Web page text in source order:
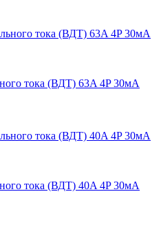
тока (ВДТ) 63A 4P 30мА
тока (ВДТ) 40A 4P 30мА